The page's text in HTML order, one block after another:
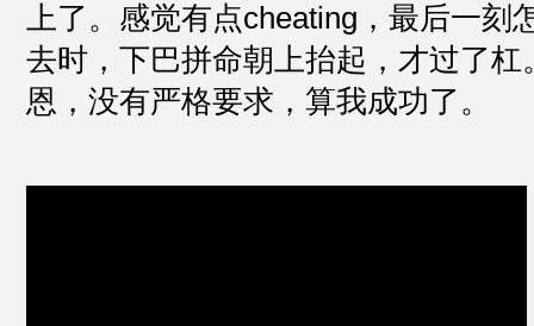
上了。感觉有点cheating，最后一刻
去时，下巴拼命朝上抬起，才过了杠
恩，没有严格要求，算我成功了。